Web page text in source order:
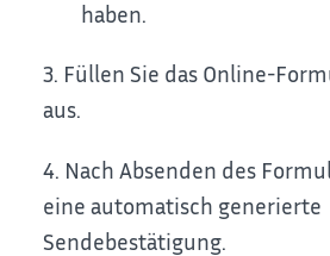
haben.
3. Füllen Sie das Online-
aus.
4. Nach Absenden des
eine automatisch generierte
Sendebestätigung.